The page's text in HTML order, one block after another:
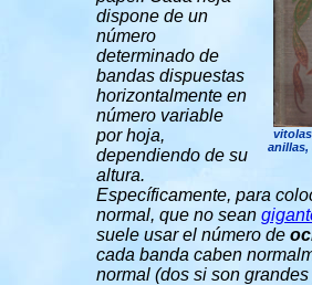
anillas,
dispone de un
número
determinado de
bandas dispuestas
horizontalmente en
número variable
por hoja,
dependiendo de su
altura.
Específicamente, para
normal, que no sean
suele usar el número de
cada banda caben
normal (dos si son